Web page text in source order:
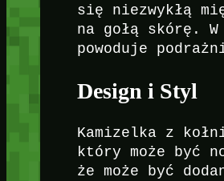
się niezwykłą
na gołą skórę.
powoduje
Design i Styl
Kamizelka z
który może być
że może być